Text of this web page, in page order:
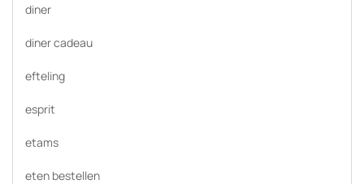
diner
diner cadeau
efteling
esprit
etams
eten bestellen